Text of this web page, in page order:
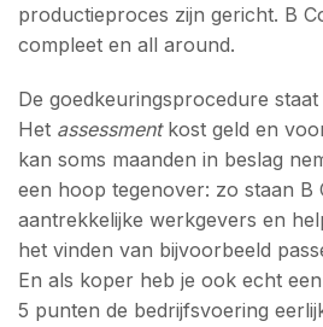
productieproces zijn gericht. B
compleet en all around.
De goedkeuringsprocedure
Het assessmentkost geld en
kan soms maanden in beslag
een hoop tegenover: zo staan B
aantrekkelijke werkgevers en
het vinden van bijvoorbeeld
En als koper heb je ook echt
5 punten de bedrijfsvoering